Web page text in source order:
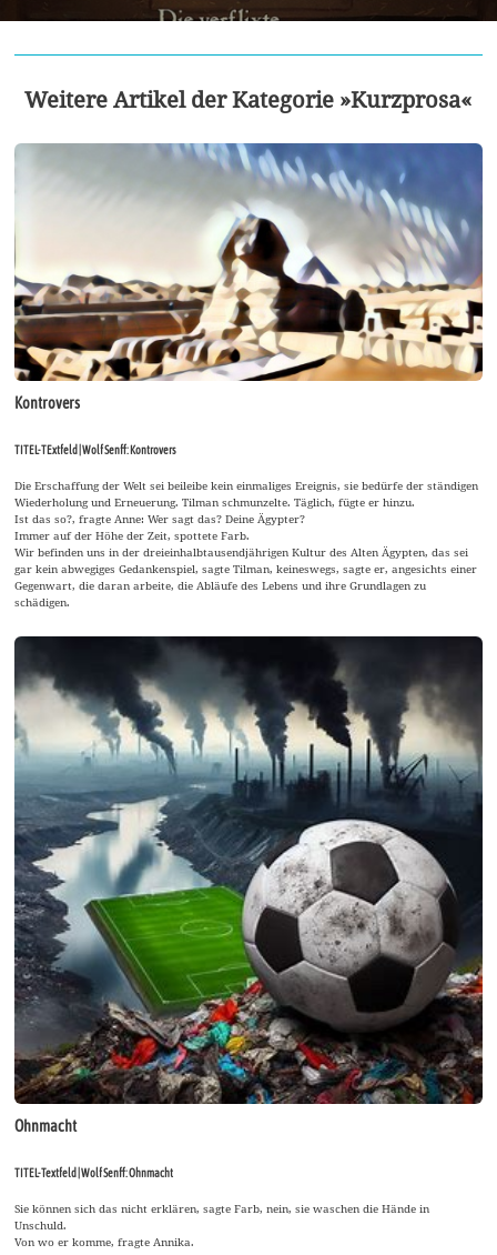
Weitere Artikel der Kategorie »Kurzprosa«
Kontrovers
TITEL-TExtfeld | Wolf Senff: Kontrovers
Die Erschaffung der Welt sei beileibe kein einmaliges Ereignis, sie bedürfe der ständigen
Wiederholung und Erneuerung. Tilman schmunzelte. Täglich, fügte er hinzu.
Ist das so?, fragte Anne: Wer sagt das? Deine Ägypter?
Immer auf der Höhe der Zeit, spottete Farb.
Wir befinden uns in der dreieinhalbtausendjährigen Kultur des Alten Ägypten, das sei
gar kein abwegiges Gedankenspiel, sagte Tilman, keineswegs, sagte er, angesichts einer
Gegenwart, die daran arbeite, die Abläufe des Lebens und ihre Grundlagen zu
schädigen.
Ohnmacht
TITEL-Textfeld | Wolf Senff: Ohnmacht
Sie können sich das nicht erklären, sagte Farb, nein, sie waschen die Hände in
Unschuld.
Von wo er komme, fragte Annika.